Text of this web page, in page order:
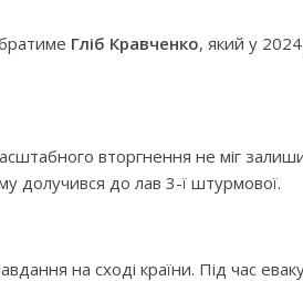
Гліб Кравченко, який у
вторгнення не міг
долучився до лав 3-ї штурмової.
на сході країни. Під час